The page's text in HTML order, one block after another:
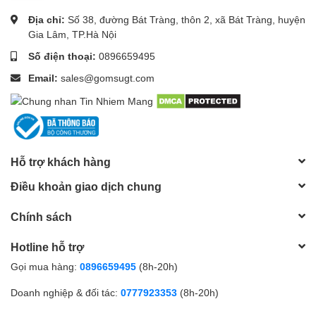
Địa chỉ: Số 38, đường Bát Tràng, thôn 2, xã Bát Tràng, huyện
Gia Lâm, TP.Hà Nội
Số điện thoại: 0896659495
Email: sales@gomsugt.com
Hỗ trợ khách hàng
Điều khoản giao dịch chung
Chính sách
Hotline hỗ trợ
Gọi mua hàng: 0896659495 (8h-20h)
Doanh nghiệp & đối tác: 0777923353 (8h-20h)